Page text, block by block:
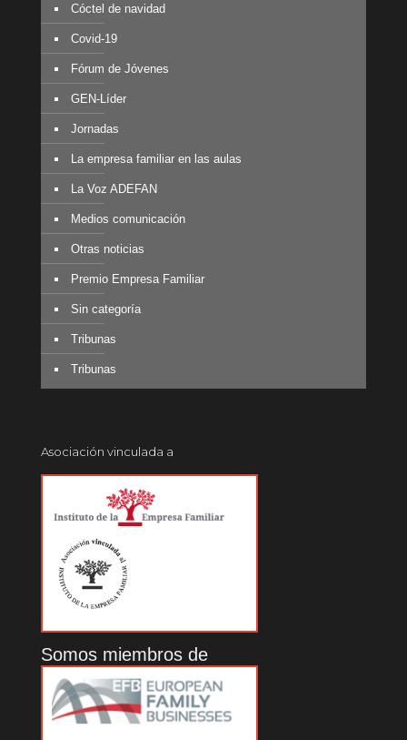
Cóctel de navidad
Covid-19
Fórum de Jóvenes
GEN-Líder
Jornadas
La empresa familiar en las aulas
La Voz ADEFAN
Medios comunicación
Otras noticias
Premio Empresa Familiar
Sin categoría
Tribunas
Tribunas
Asociación vinculada a
Somos miembros de